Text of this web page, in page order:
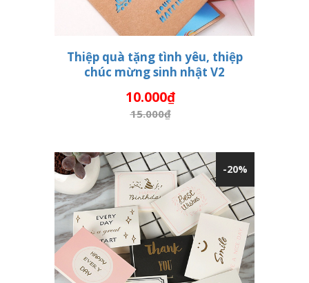
Thiệp quà tặng tình yêu, thiệp
chúc mừng sinh nhật V2
10.000₫
15.000₫
-20%